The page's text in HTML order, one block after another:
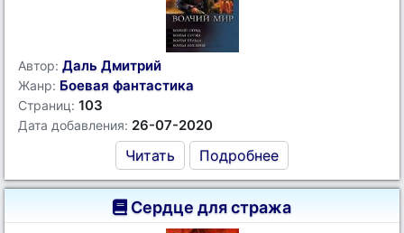
Автор: Даль Дмитрий
Жанр: Боевая фантастика
Страниц: 103
Дата добавления: 26-07-2020
Читать Подробнее
Сердце для стража